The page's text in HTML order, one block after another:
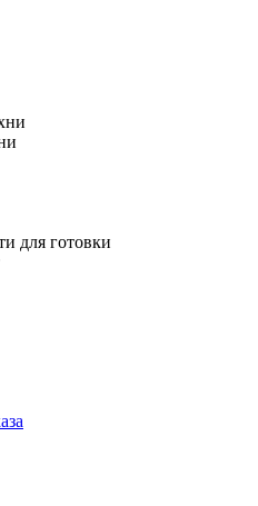
для готовки